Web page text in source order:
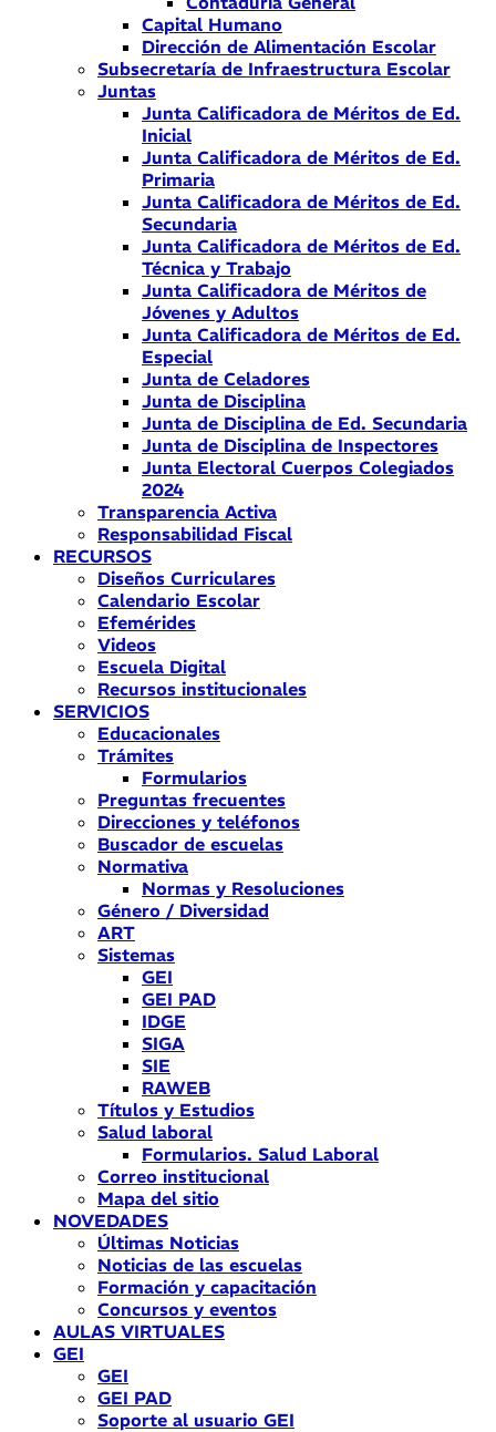
Capital Humano
Dirección de Alimentación Escolar
Subsecretaría de Infraestructura Escolar
Juntas
Junta Calificadora de Méritos de Ed.
Inicial
Junta Calificadora de Méritos de Ed.
Primaria
Junta Calificadora de Méritos de Ed.
Secundaria
Junta Calificadora de Méritos de Ed.
Técnica y Trabajo
Junta Calificadora de Méritos de
Jóvenes y Adultos
Junta Calificadora de Méritos de Ed.
Especial
Junta de Celadores
Junta de Disciplina
Junta de Disciplina de Ed. Secundaria
Junta de Disciplina de Inspectores
Junta Electoral Cuerpos Colegiados
2024
Transparencia Activa
Responsabilidad Fiscal
RECURSOS
Diseños Curriculares
Calendario Escolar
Efemérides
Videos
Escuela Digital
Recursos institucionales
SERVICIOS
Educacionales
Trámites
Formularios
Preguntas frecuentes
Direcciones y teléfonos
Buscador de escuelas
Normativa
Normas y Resoluciones
Género / Diversidad
ART
Sistemas
GEI
GEI PAD
IDGE
SIGA
SIE
RAWEB
Títulos y Estudios
Salud laboral
Formularios. Salud Laboral
Correo institucional
Mapa del sitio
NOVEDADES
Últimas Noticias
Noticias de las escuelas
Formación y capacitación
Concursos y eventos
AULAS VIRTUALES
GEI
GEI
GEI PAD
Soporte al usuario GEI